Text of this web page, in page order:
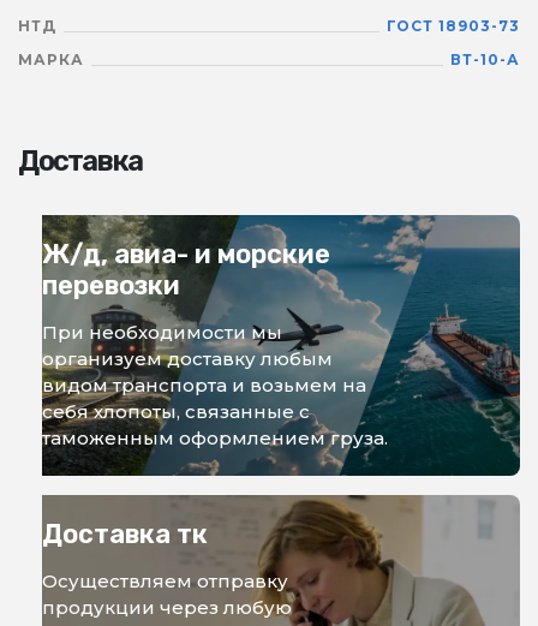
НТД
ГОСТ 18903-73
МАРКА
ВТ-10-А
Доставка
Ж/д, авиа- и морские
перевозки
При необходимости мы
организуем доставку любым
видом транспорта и возьмем на
себя хлопоты, связанные с
таможенным оформлением груза.
Доставка тк
Осуществляем отправку
продукции через любую